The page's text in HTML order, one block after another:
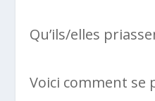
Qu’ils/elles
Voici comment